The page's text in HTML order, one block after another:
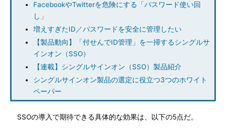
FacebookやTwitterを危険にする「パスワード使い回
し」
増えすぎたID／パスワードを安全に管理したい
【製品動向】「付せんでID管理」を一掃するシングルサ
インオン（SSO）
【連載】シングルサインオン（SSO）製品紹介
シングルサインオン製品の選定に役立つ3つのホワイト
ペーパー
SSOの導入で期待できる具体的な効果は、以下の5点だ。